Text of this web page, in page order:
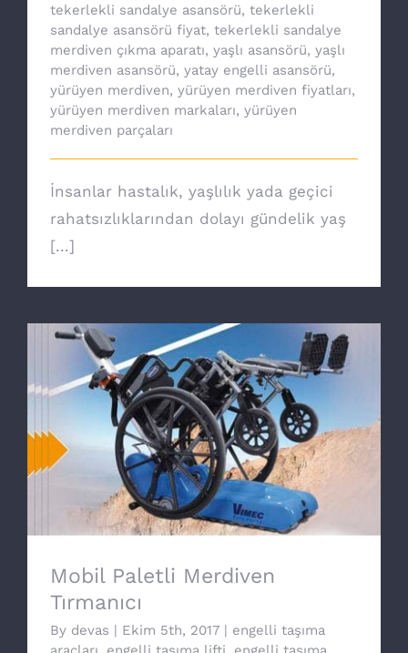
tekerlekli sandalye asansörü, tekerlekli
sandalye asansörü fiyat, tekerlekli sandalye
merdiven çıkma aparatı, yaşlı asansörü, yaşlı
merdiven asansörü, yatay engelli asansörü,
yürüyen merdiven, yürüyen merdiven fiyatları,
yürüyen merdiven markaları, yürüyen
merdiven parçaları
İnsanlar hastalık, yaşlılık yada geçici
rahatsızlıklarından dolayı gündelik yaş
[...]
Mobil Paletli Merdiven Tırmanıcı
Mobil Paletli Merdiven
Tırmanıcı
By devas | Ekim 5th, 2017 | engelli taşıma